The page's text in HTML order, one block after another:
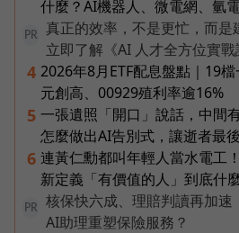
什麼？AI機器人、微電網、氫
PR
真正的效率，不是更忙，而是
立即了解《AI 人才全方位實戰
4 2026年8月ETF配息盤點｜19
元創高、00929殖利率逾16%
5 一張遺照「開口」說話，中間
怎麼做出AI告別式，讓逝者最
6 連黃仁勳都叫年輕人當水電工
新定義「有價值的人」到底什
PR
核保快六成、理賠判讀再加速
AI助理重塑保險服務？